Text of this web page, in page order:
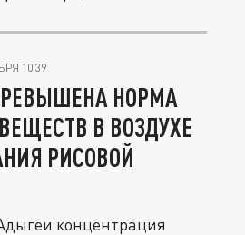
10:39
НОРМА
В ВОЗДУХЕ
РИСОВОЙ
концентрация